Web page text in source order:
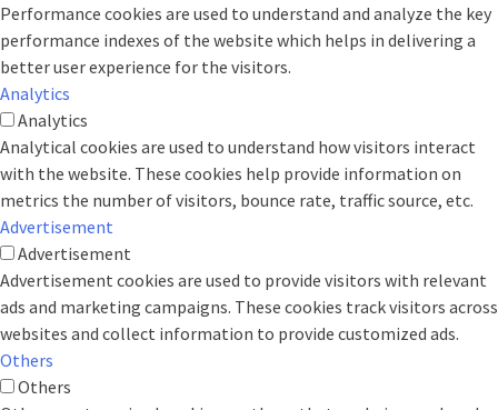
Performance cookies are used to understand and analyze the key
performance indexes of the website which helps in delivering a
better user experience for the visitors.
Analytics
Analytics
Analytical cookies are used to understand how visitors interact
with the website. These cookies help provide information on
metrics the number of visitors, bounce rate, traffic source, etc.
Advertisement
Advertisement
Advertisement cookies are used to provide visitors with relevant
ads and marketing campaigns. These cookies track visitors across
websites and collect information to provide customized ads.
Others
Others